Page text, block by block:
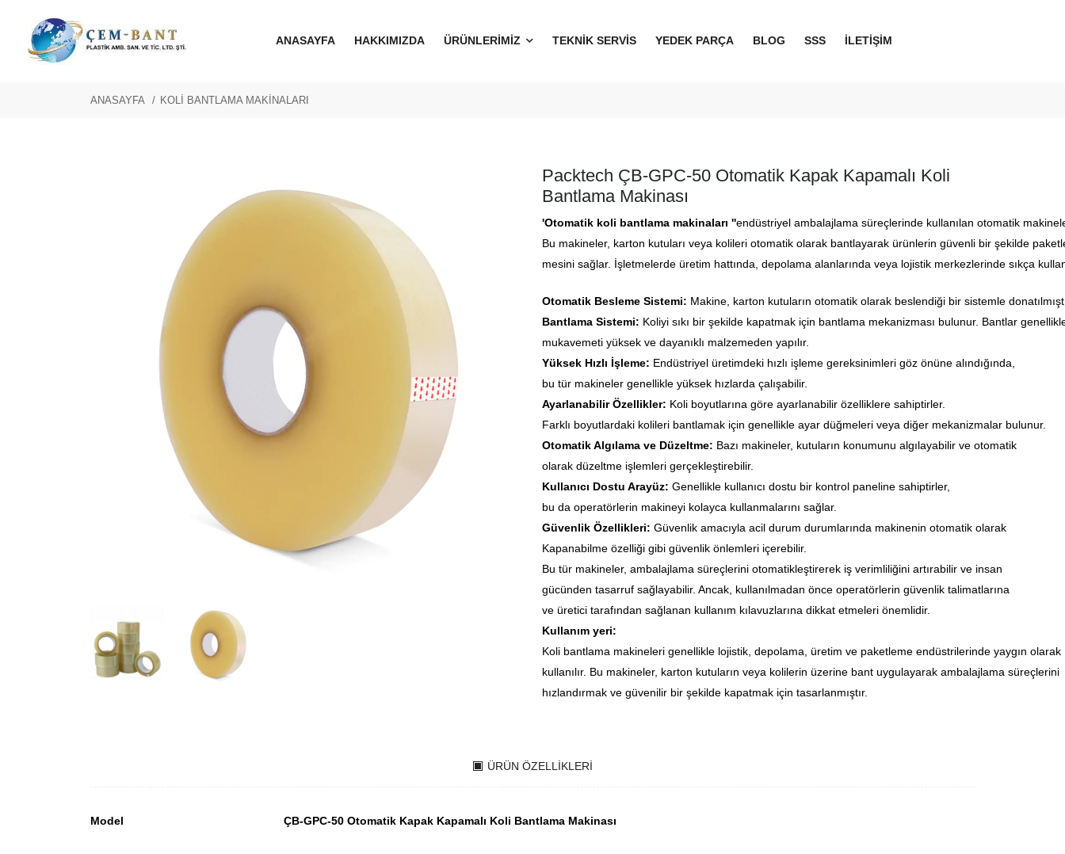
ANASAYFA HAKKIMIZDA ÜRÜNLERİMİZ TEKNİK SERVİS YEDEK PARÇA BLOG SSS İLETİŞİM
ANASAYFA KOLİ BANTLAMA MAKİNALARI
Packtech ÇB-GPC-50 Otomatik Kapak Kapamalı Koli
Bantlama Makinası
'Otomatik koli bantlama makinaları ''endüstriyel ambalajlama süreçlerinde kullanılan otomatik
Bu makineler, karton kutuları veya kolileri otomatik olarak bantlayarak ürünlerin güvenli bir şekilde
mesini sağlar. İşletmelerde üretim hattında, depolama alanlarında veya lojistik merkezlerinde sıkça
Otomatik Besleme Sistemi: Makine, karton kutuların otomatik olarak beslendiği bir sistemle
Bantlama Sistemi: Koliyi sıkı bir şekilde kapatmak için bantlama mekanizması bulunur. Bantlar
mukavemeti yüksek ve dayanıklı malzemeden yapılır.
Yüksek Hızlı İşleme: Endüstriyel üretimdeki hızlı işleme gereksinimleri göz önüne alındığında,
bu tür makineler genellikle yüksek hızlarda çalışabilir.
Ayarlanabilir Özellikler: Koli boyutlarına göre ayarlanabilir özelliklere sahiptirler.
Farklı boyutlardaki kolileri bantlamak için genellikle ayar düğmeleri veya diğer mekanizmalar bulunur.
Otomatik Algılama ve Düzeltme: Bazı makineler, kutuların konumunu algılayabilir ve otomatik
olarak düzeltme işlemleri gerçekleştirebilir.
Kullanıcı Dostu Arayüz: Genellikle kullanıcı dostu bir kontrol paneline sahiptirler,
bu da operatörlerin makineyi kolayca kullanmalarını sağlar.
Güvenlik Özellikleri: Güvenlik amacıyla acil durum durumlarında makinenin otomatik olarak
Kapanabilme özelliği gibi güvenlik önlemleri içerebilir.
Bu tür makineler, ambalajlama süreçlerini otomatikleştirerek iş verimliliğini artırabilir ve insan
gücünden tasarruf sağlayabilir. Ancak, kullanılmadan önce operatörlerin güvenlik talimatlarına
ve üretici tarafından sağlanan kullanım kılavuzlarına dikkat etmeleri önemlidir.
Kullanım yeri:
Koli bantlama makineleri genellikle lojistik, depolama, üretim ve paketleme endüstrilerinde yaygın olarak
kullanılır. Bu makineler, karton kutuların veya kolilerin üzerine bant uygulayarak ambalajlama süreçlerini
hızlandırmak ve güvenilir bir şekilde kapatmak için tasarlanmıştır.
ÜRÜN ÖZELLIKLERI
Model ÇB-GPC-50 Otomatik Kapak Kapamalı Koli Bantlama Makinası